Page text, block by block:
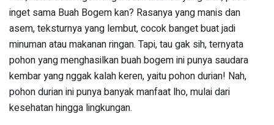
inget sama Buah Bogem kan? Rasanya yang manis dan
asem, teksturnya yang lembut, cocok banget buat jadi
minuman atau makanan ringan. Tapi, tau gak sih, ternyata
pohon yang menghasilkan buah bogem ini punya saudara
kembar yang nggak kalah keren, yaitu pohon durian! Nah,
pohon durian ini punya banyak manfaat lho, mulai dari
kesehatan hingga lingkungan.